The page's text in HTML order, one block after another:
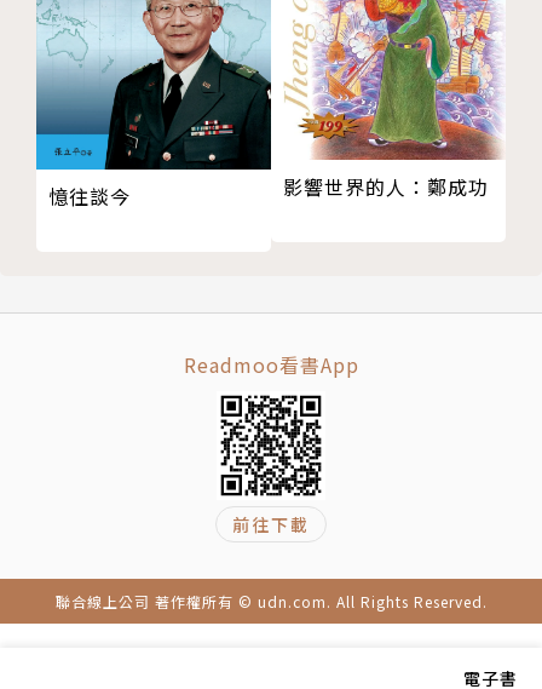
電子書
憶往談今 影響世界的人：鄭成功
Readmoo看書App
前往下載
聯合線上公司 著作權所有 © udn.com. All Rights Reserved.